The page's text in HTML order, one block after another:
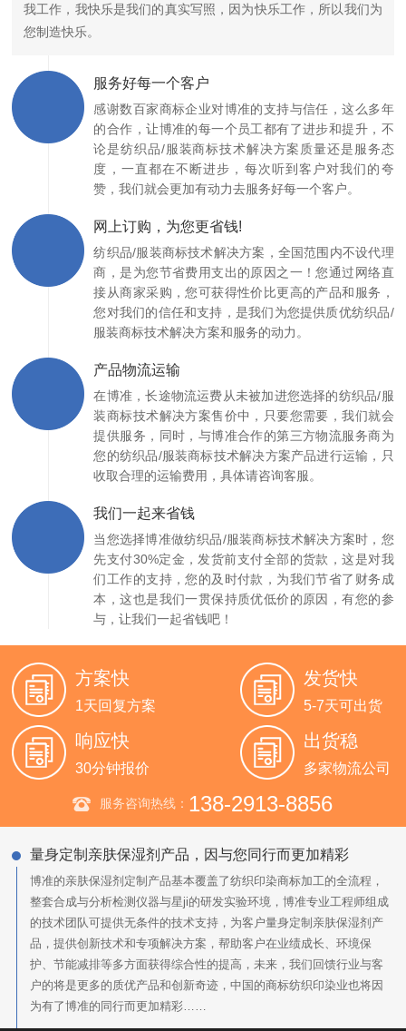
我工作，我快乐是我们的真实写照，因为快乐工作，所以我们为
您制造快乐。
服务好每一个客户
感谢数百家商标企业对博准的支持与信任，这么多年
的合作，让博准的每一个员工都有了进步和提升，不
论是纺织品/服装商标技术解决方案质量还是服务态
度，一直都在不断进步，每次听到客户对我们的夸
赞，我们就会更加有动力去服务好每一个客户。
网上订购，为您更省钱!
纺织品/服装商标技术解决方案，全国范围内不设代理
商，是为您节省费用支出的原因之一！您通过网络直
接从商家采购，您可获得性价比更高的产品和服务，
您对我们的信任和支持，是我们为您提供质优纺织品/
服装商标技术解决方案和服务的动力。
产品物流运输
在博准，长途物流运费从未被加进您选择的纺织品/服
装商标技术解决方案售价中，只要您需要，我们就会
提供服务，同时，与博准合作的第三方物流服务商为
您的纺织品/服装商标技术解决方案产品进行运输，只
收取合理的运输费用，具体请咨询客服。
我们一起来省钱
当您选择博准做纺织品/服装商标技术解决方案时，您
先支付30%定金，发货前支付全部的货款，这是对我
们工作的支持，您的及时付款，为我们节省了财务成
本，这也是我们一贯保持质优低价的原因，有您的参
与，让我们一起省钱吧！
方案快
1天回复方案
发货快
5-7天可出货
响应快
30分钟报价
出货稳
多家物流公司
服务咨询热线： 138-2913-8856
量身定制亲肤保湿剂产品，因与您同行而更加精彩
博准的亲肤保湿剂定制产品基本覆盖了纺织印染商标加工的全流程，
整套合成与分析检测仪器与星ji的研发实验环境，博准专业工程师组成
的技术团队可提供无条件的技术支持，为客户量身定制亲肤保湿剂产
品，提供创新技术和专项解决方案，帮助客户在业绩成长、环境保
护、节能减排等多方面获得综合性的提高，未来，我们回馈行业与客
户的将是更多的质优产品和创新奇迹，中国的商标纺织印染业也将因
为有了博准的同行而更加精彩……